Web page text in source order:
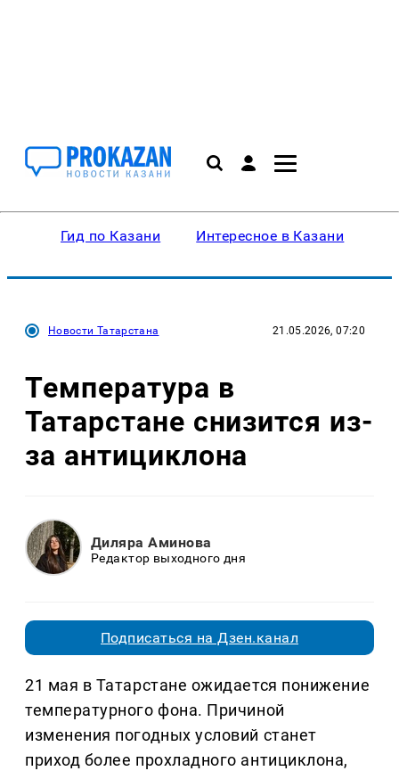
Гид по Казани Интересное в Казани
Новости Татарстана 21.05.2026, 07:20
Температура в
Татарстане снизится из-
за антициклона
Диляра Аминова
Редактор выходного дня
Подписаться на Дзен.канал
21 мая в Татарстане ожидается понижение
температурного фона. Причиной
изменения погодных условий станет
приход более прохладного антициклона,